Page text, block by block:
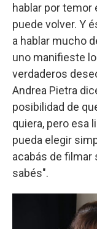
hablar por temor
puede volver. Y
a hablar mucho
uno manifieste
verdaderos
Andrea Pietra
posibilidad de
quiera, pero esa
pueda elegir
acabás de filmar
sabés".